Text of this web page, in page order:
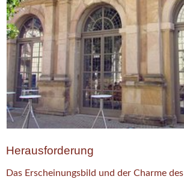
Herausforderung
Das Erscheinungsbild und der Charme des